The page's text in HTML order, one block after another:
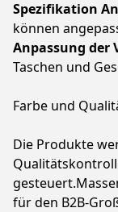
Spezifikation
können
Anpassung der
Taschen und
Farbe und
Die Produkte
für den B2B-